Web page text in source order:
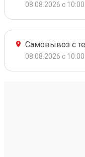
08.08.2026 с
Самовывоз с
08.08.2026 с